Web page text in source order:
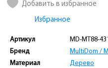
Добавить в избранное
Избранное
Артикул
MD-МТ88-
Бренд
MultiDom /
Материал
Дерево